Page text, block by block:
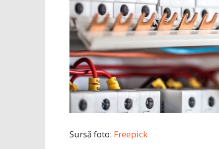
Sursă foto: Freepick